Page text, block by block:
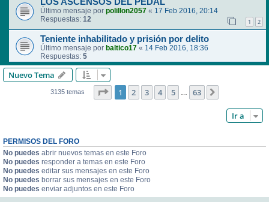
Último mensaje por polillon2057 « 17 Feb 2016, 20:14
Respuestas: 12 1 2
Teniente inhabilitado y prisión por delito
Último mensaje por baltico17 « 14 Feb 2016, 18:36
Respuestas: 5
Nuevo Tema
3135 temas Página de 63
1 2 3 4 5 63
Ir a
PERMISOS DEL FORO
No puedes abrir nuevos temas en este Foro
No puedes responder a temas en este Foro
No puedes editar sus mensajes en este Foro
No puedes borrar sus mensajes en este Foro
No puedes enviar adjuntos en este Foro